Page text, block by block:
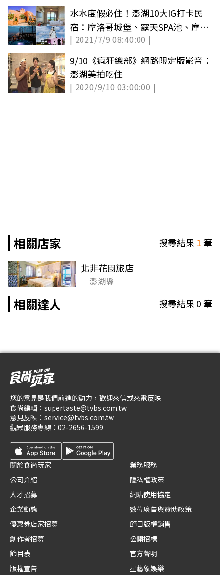
水水度假必住！澎湖10大IG打卡民
宿：摩洛哥城堡、露天SPA池、摩西
分海第一排
| 2021/7/9 08:40:00 |
9/10《瘋狂總部》網路限定版影音：
澎湖美拍吃住
| 2020/9/10 03:00:00 |
相關店家 搜尋結果 1筆
北非花園旅店
澎湖縣
相關達人 搜尋結果0筆
您的意見是我們前進的動力，歡迎來信或來電反映
食尚編輯： supertaste@tvbs.com.tw
意見反映： service@tvbs.com.tw
觀眾服務專線： 02-2656-1599
關於食尚玩家
公司介紹
人才招募
企業動態
優惠券店家招募
創作者招募
節目表
版權宣告
業務服務
隱私權政策
網站使用協定
數位廣告與贊助政策
節目版權銷售
公開招標
官方聲明
星藝象娛樂